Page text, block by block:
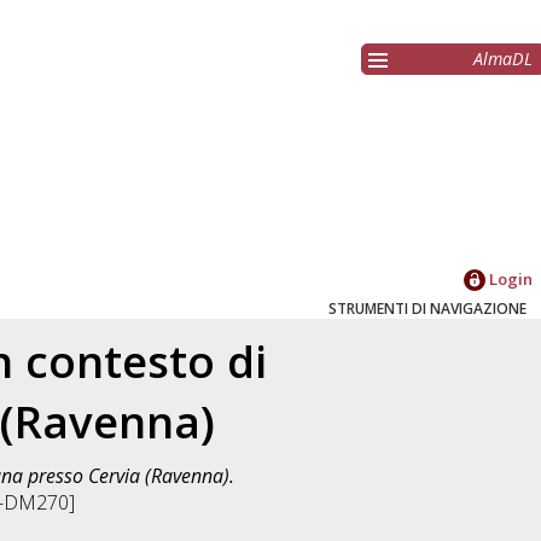
AlmaDL
Login
STRUMENTI DI NAVIGAZIONE
contesto di
presso Cervia (Ravenna).
DM270]